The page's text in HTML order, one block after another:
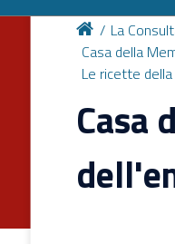
Per chi vive all'estero
Newsletter
La
Casa della
Le ricette
Casa